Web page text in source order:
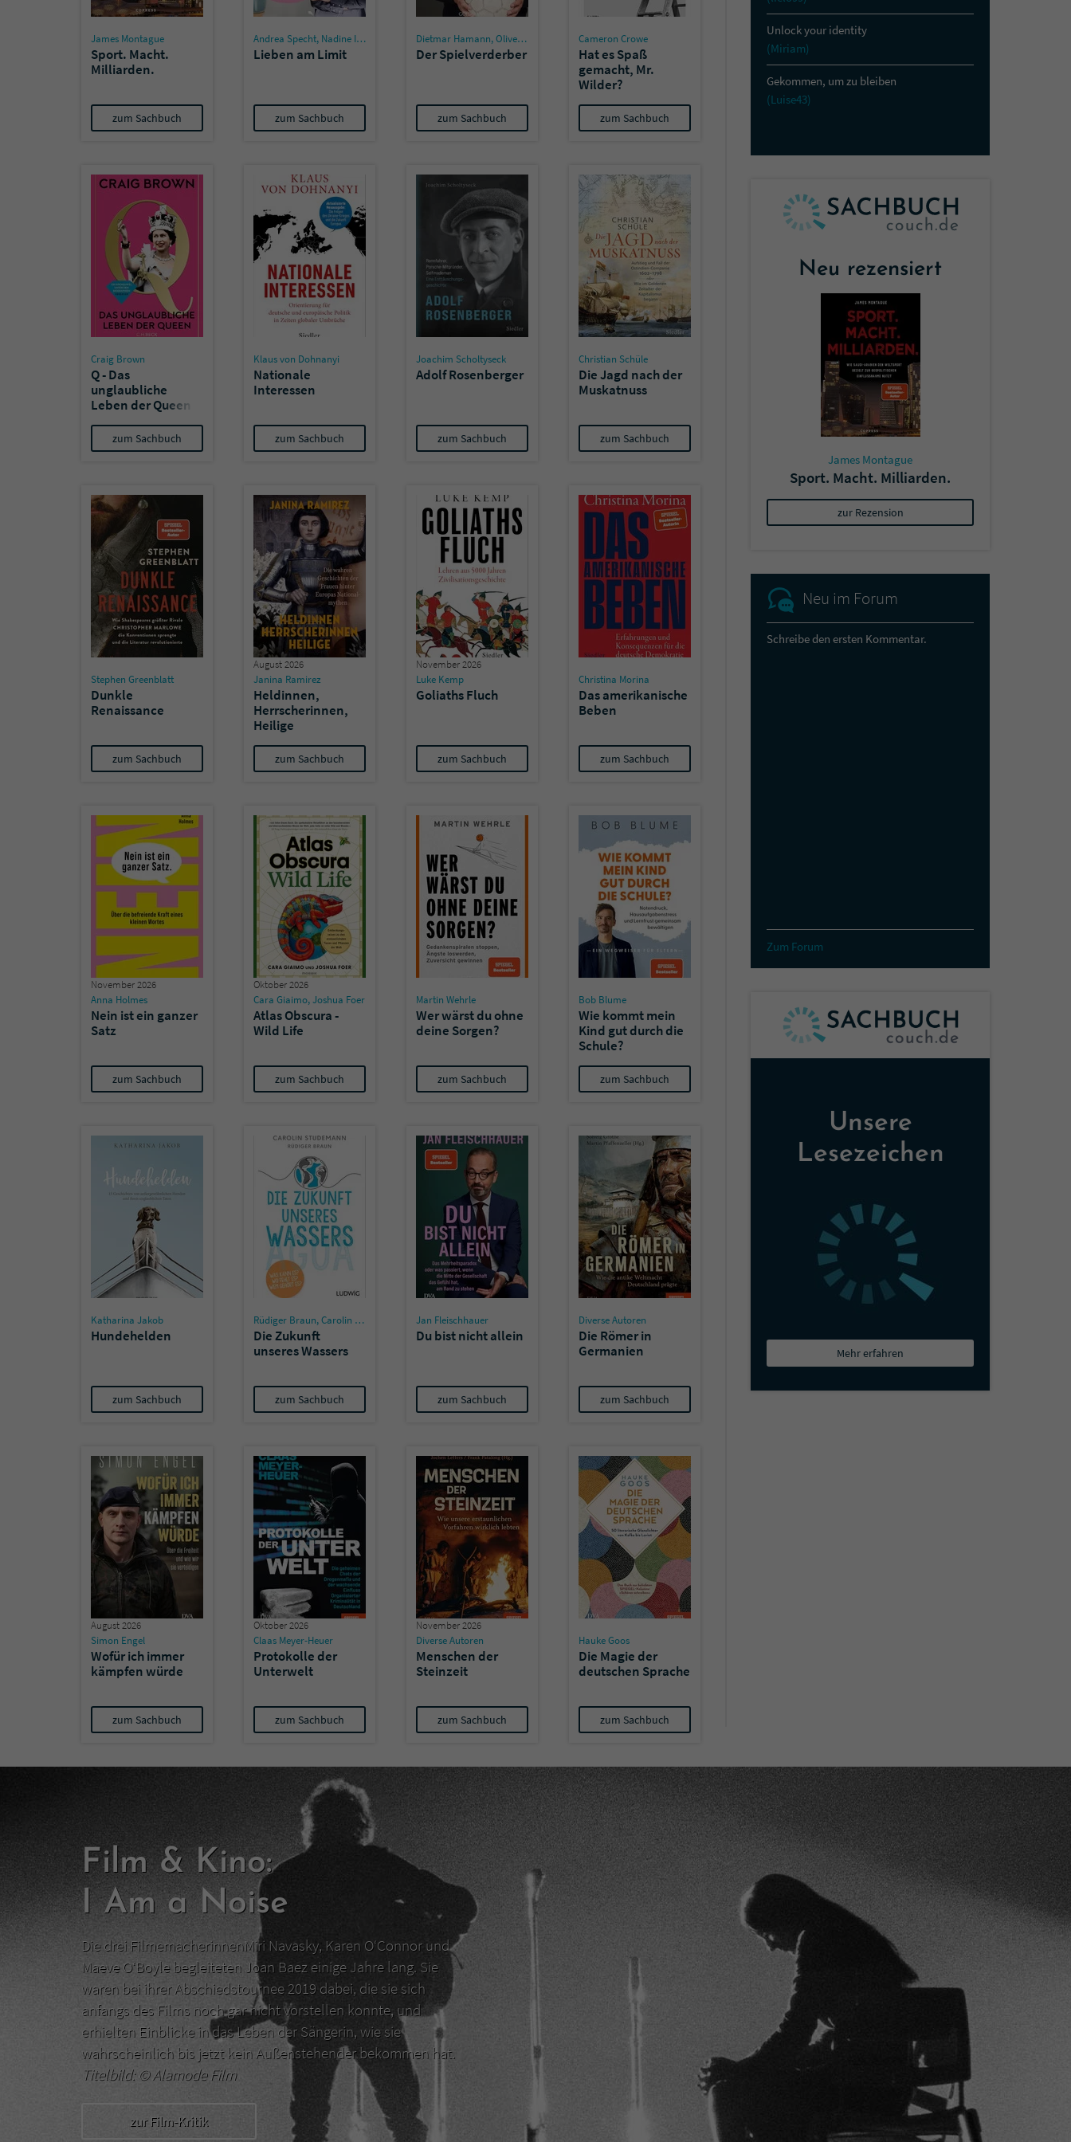
James Montague
Sport. Macht.
Milliarden.
zum Sachbuch
Andrea Specht, Nadine Ising
Lieben am Limit
zum Sachbuch
Dietmar Hamann,Oliver Fritsch
Der Spielverderber
zum Sachbuch
Cameron Crowe
Hat es Spaß
gemacht, Mr.
Wilder?
zum Sachbuch
Craig Brown
Q - Das
unglaubliche
Leben der Queen
zum Sachbuch
Klaus von Dohnanyi
Nationale
Interessen
zum Sachbuch
Joachim Scholtyseck
Adolf Rosenberger
zum Sachbuch
Christian Schüle
Die Jagd nach der
Muskatnuss
zum Sachbuch
Stephen Greenblatt
Dunkle
Renaissance
zum Sachbuch
August 2026
Janina Ramirez
Heldinnen,
Herrscherinnen,
Heilige
zum Sachbuch
November 2026
Luke Kemp
Goliaths Fluch
zum Sachbuch
Christina Morina
Das amerikanische
Beben
zum Sachbuch
November 2026
Anna Holmes
Nein ist ein ganzer
Satz
zum Sachbuch
Oktober 2026
Cara Giaimo,Joshua Foer
Atlas Obscura -
Wild Life
zum Sachbuch
Martin Wehrle
Wer wärst du ohne
deine Sorgen?
zum Sachbuch
Bob Blume
Wie kommt mein
Kind gut durch die
Schule?
zum Sachbuch
Katharina Jakob
Hundehelden
zum Sachbuch
Rüdiger Braun,Carolin Stüdemann
Die Zukunft
unseres Wassers
zum Sachbuch
Jan Fleischhauer
Du bist nicht allein
zum Sachbuch
Diverse Autoren
Die Römer in
Germanien
zum Sachbuch
August 2026
Simon Engel
Wofür ich immer
kämpfen würde
zum Sachbuch
Oktober 2026
Claas Meyer-Heuer
Protokolle der
Unterwelt
zum Sachbuch
November 2026
Diverse Autoren
Menschen der
Steinzeit
zum Sachbuch
Hauke Goos
Die Magie der
deutschen Sprache
zum Sachbuch
Unlock your identity
(Miriam)
Gekommen, um zu bleiben
(Luise43)
Neu rezensiert
James Montague
Sport. Macht. Milliarden.
zur Rezension
Neu im Forum
Schreibe den ersten Kommentar.
Zum Forum
Unsere
Lesezeichen
Mehr erfahren
Film & Kino:
I Am a Noise
Die drei FilmemacherinnenMiri Navasky, Karen O‘Connor und
Maeve O‘Boyle begleiteten Joan Baez einige Jahre lang. Sie
waren bei ihrer Abschiedstournee 2019 dabei, die sie sich
anfangs des Films noch gar nicht vorstellen konnte, und
erhielten Einblicke in das Leben der Sängerin, wie sie
wahrscheinlich bis jetzt kein Außenstehender bekommen hat.
Titelbild: ©Alamode Film
zur Film-Kritik
tx_pwcomments_ahash
Literatur-Couch Medien GmbH & Co. KG
1 Jahr
fe_typo_user
Literatur-Couch Medien GmbH & Co. KG
Session
Dieses Cookie gewährleistet die Kommunikation der
Webseite mit dem Benutzer. Es wird benötigt um z. B.
überprüfen.